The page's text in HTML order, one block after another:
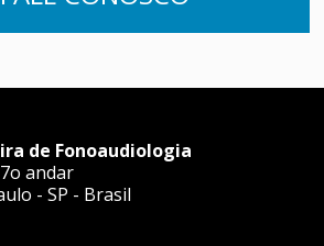
de Fonoaudiologia
andar
- SP - Brasil